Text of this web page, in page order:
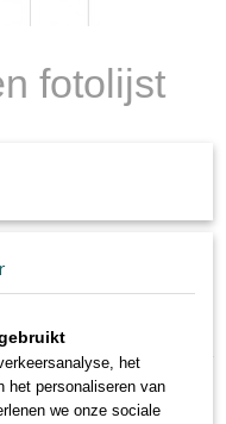
fotolijst
het
het personaliseren van
we onze sociale